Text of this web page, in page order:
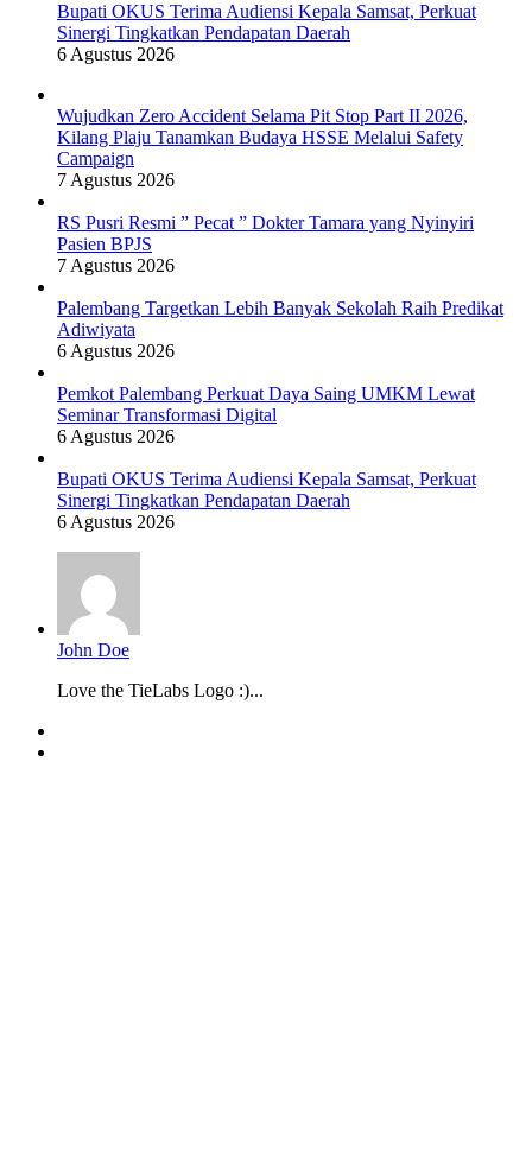
Bupati OKUS Terima Audiensi Kepala Samsat, Perkuat
Sinergi Tingkatkan Pendapatan Daerah
6 Agustus 2026
Wujudkan Zero Accident Selama Pit Stop Part II 2026,
Kilang Plaju Tanamkan Budaya HSSE Melalui Safety
Campaign
7 Agustus 2026
RS Pusri Resmi ” Pecat ” Dokter Tamara yang Nyinyiri
Pasien BPJS
7 Agustus 2026
Palembang Targetkan Lebih Banyak Sekolah Raih Predikat
Adiwiyata
6 Agustus 2026
Pemkot Palembang Perkuat Daya Saing UMKM Lewat
Seminar Transformasi Digital
6 Agustus 2026
Bupati OKUS Terima Audiensi Kepala Samsat, Perkuat
Sinergi Tingkatkan Pendapatan Daerah
6 Agustus 2026
John Doe
Love the TieLabs Logo :)...